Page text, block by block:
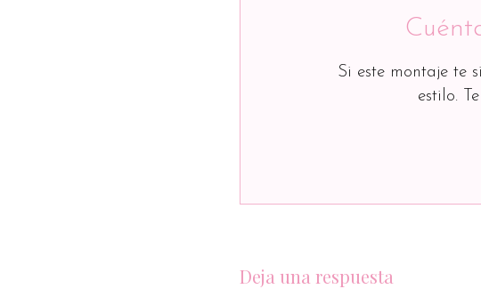
Si este montaje te
estilo.
Deja una respuesta